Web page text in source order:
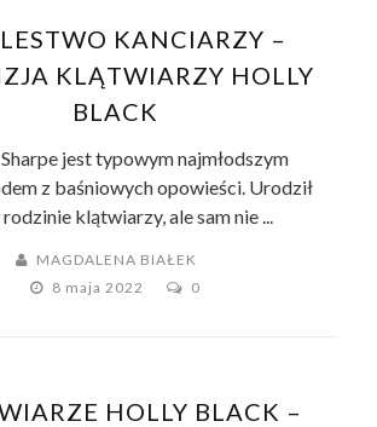
KANCIARZY –
KLĄTWIARZY HOLLY
BLACK
jest typowym najmłodszym
z baśniowych opowieści. Urodził
rodzinie klątwiarzy, ale sam nie ...
MAGDALENA BIAŁEK
8 maja 2022
0
HOLLY BLACK –